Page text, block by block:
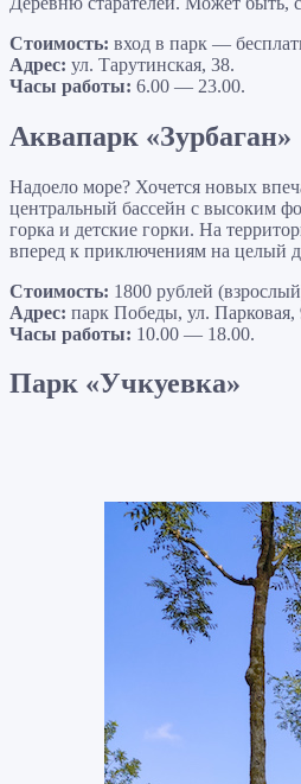
Стоимость: вход в парк —
Адрес: ул. Тарутинская, 38.
Часы работы: 6.00 — 23.00.
Аквапарк «Зурбаган»
Надоело море? Хочется новых
центральный бассейн с высоким
горка и детские горки. На
вперед к приключениям на целый
Стоимость: 1800 рублей
Адрес: парк Победы, ул. Парковая,
Часы работы: 10.00 — 18.00.
Парк «Учкуевка»